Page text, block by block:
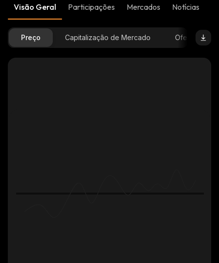
Visão Geral Participações Mercados Notícias
Preço Capitalização de Mercado Oferta